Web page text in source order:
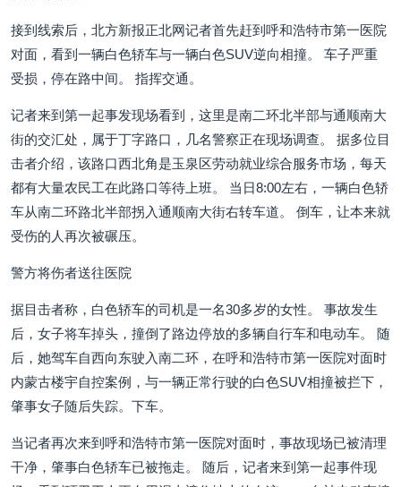
接到线索后，北方新报正北网记者首先赶到呼和浩特市第一医院
对面，看到一辆白色轿车与一辆白色SUV逆向相撞。 车子严重
受损，停在路中间。 指挥交通。
记者来到第一起事发现场看到，这里是南二环北半部与通顺南大
街的交汇处，属于丁字路口，几名警察正在现场调查。 据多位目
击者介绍，该路口西北角是玉泉区劳动就业综合服务市场，每天
都有大量农民工在此路口等待上班。 当日8:00左右，一辆白色轿
车从南二环路北半部拐入通顺南大街右转车道。 倒车，让本来就
受伤的人再次被碾压。
警方将伤者送往医院
据目击者称，白色轿车的司机是一名30多岁的女性。 事故发生
后，女子将车掉头，撞倒了路边停放的多辆自行车和电动车。 随
后，她驾车自西向东驶入南二环，在呼和浩特市第一医院对面时
内蒙古楼宇自控案例，与一辆正常行驶的白色SUV相撞被拦下，
肇事女子随后失踪。下车。
当记者再次来到呼和浩特市第一医院对面时，事故现场已被清理
干净，肇事白色轿车已被拖走。 随后，记者来到第一起事件现